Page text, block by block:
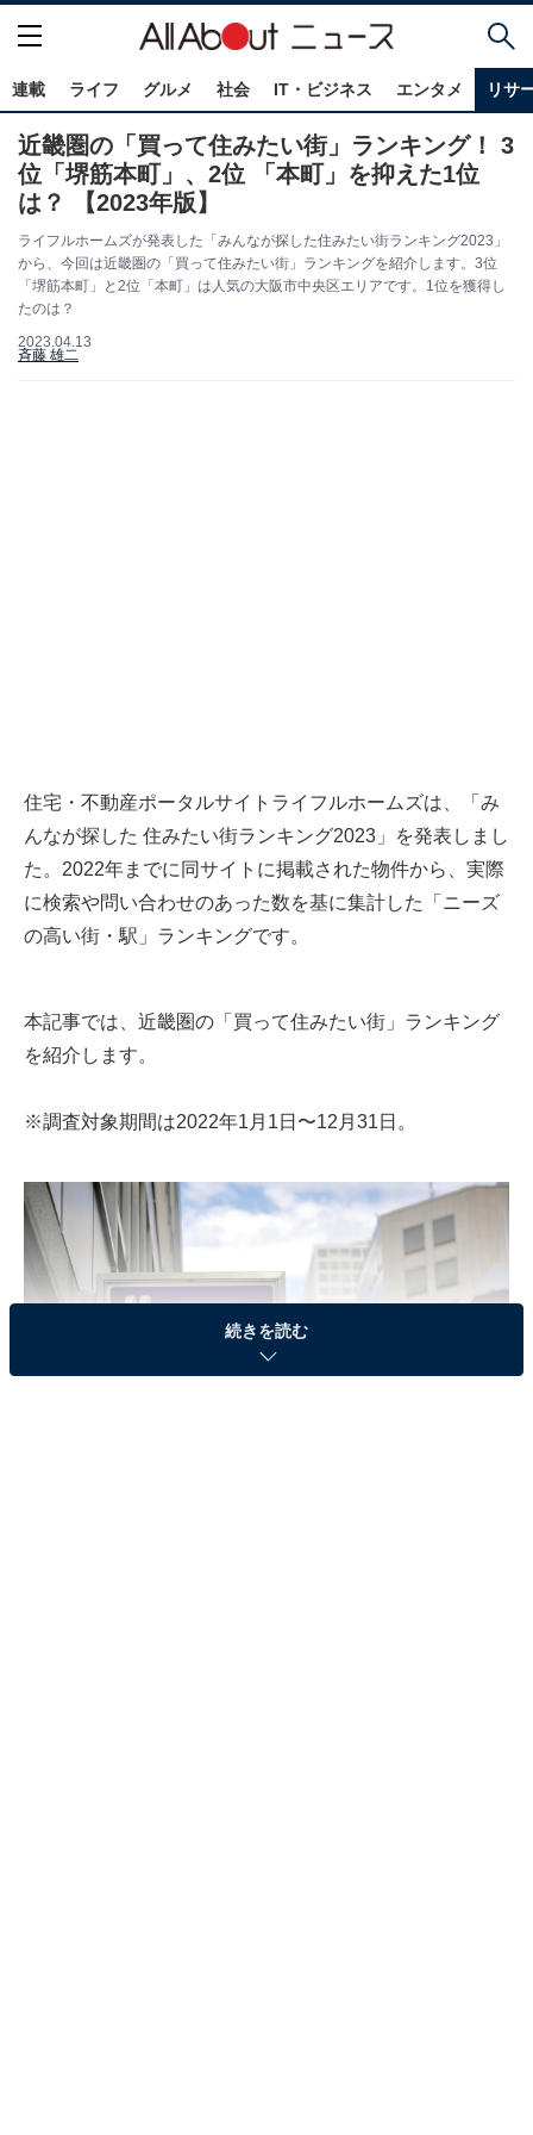
連載 ライフ グルメ 社会 IT・ビジネス エンタメ リサ
近畿圏の「買って住みたい街」ランキング！ 3
位「堺筋本町」、2位 「本町」を抑えた1位
は？ 【2023年版】
ライフルホームズが発表した「みんなが探した住みたい街ランキング2023」
から、今回は近畿圏の「買って住みたい街」ランキングを紹介します。3位
「堺筋本町」と2位「本町」は人気の大阪市中央区エリアです。1位を獲得し
たのは？
2023.04.13
斉藤 雄二
住宅・不動産ポータルサイトライフルホームズは、「み
んなが探した 住みたい街ランキング2023」を発表しまし
た。2022年までに同サイトに掲載された物件から、実際
に検索や問い合わせのあった数を基に集計した「ニーズ
の高い街・駅」ランキングです。
本記事では、近畿圏の「買って住みたい街」ランキング
を紹介します。
※調査対象期間は2022年1月1日〜12月31日。
続きを読む